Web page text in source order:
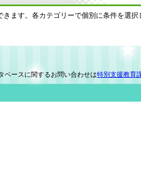
ます。各カテゴリーで個別に条件を選択
ベースに関するお問い合わせは特別支援教育